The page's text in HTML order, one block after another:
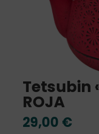
Tetsubin
ROJA
29,00 €